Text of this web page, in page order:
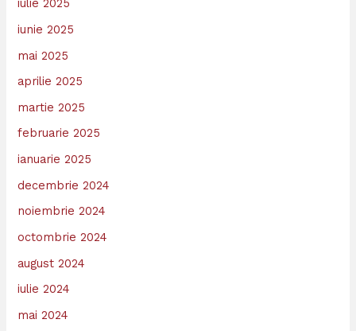
iulie 2025
iunie 2025
mai 2025
aprilie 2025
martie 2025
februarie 2025
ianuarie 2025
decembrie 2024
noiembrie 2024
octombrie 2024
august 2024
iulie 2024
mai 2024